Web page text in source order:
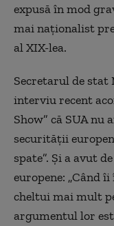
expusă în mod
mai naţionalist
al XIX-lea.
Secretarul de
interviu recent
Show” că SUA nu
securităţii
spate”. Şi a avut
europene: „Când
cheltui mai mult
argumentul lor